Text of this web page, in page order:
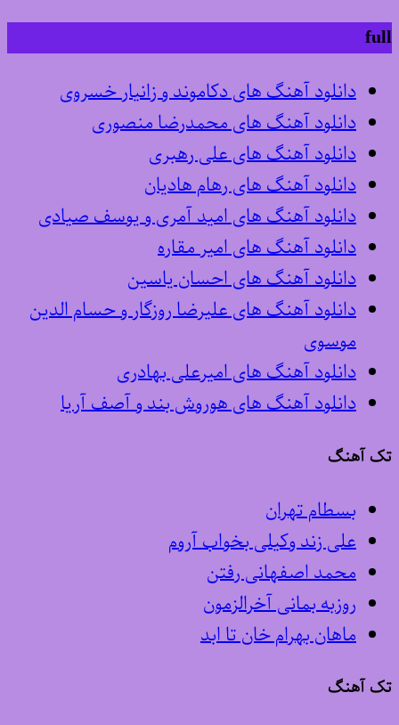
full
دانلود آهنگ های دکاموند و زانیار خسروی
دانلود آهنگ های محمدرضا منصوری
دانلود آهنگ های علی رهبری
دانلود آهنگ های رهام هادیان
دانلود آهنگ های امید آمری و یوسف صیادی
دانلود آهنگ های امیر مقاره
دانلود آهنگ های احسان یاسین
دانلود آهنگ های علیرضا روزگار و حسام الدین
موسوی
دانلود آهنگ های امیرعلی بهادری
دانلود آهنگ های هوروش بند و آصف آریا
تک آهنگ
بسطام تهران
علی زند وکیلی بخواب آروم
محمد اصفهانی رفتن
روزبه بمانی آخرالزمون
ماهان بهرام خان تا ابد
تک آهنگ